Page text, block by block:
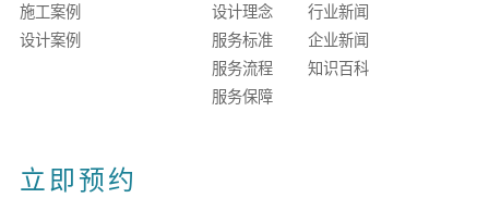
施工案例
设计案例
设计理念
服务标准
服务流程
服务保障
行业新闻
企业新闻
知识百科
立即预约